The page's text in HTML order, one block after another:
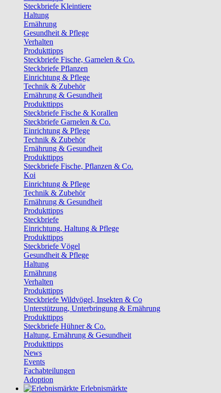
Steckbriefe Kleintiere
Haltung
Ernährung
Gesundheit & Pflege
Verhalten
Produkttipps
Steckbriefe Fische, Garnelen & Co.
Steckbriefe Pflanzen
Einrichtung & Pflege
Technik & Zubehör
Ernährung & Gesundheit
Produkttipps
Steckbriefe Fische & Korallen
Steckbriefe Garnelen & Co.
Einrichtung & Pflege
Technik & Zubehör
Ernährung & Gesundheit
Produkttipps
Steckbriefe Fische, Pflanzen & Co.
Koi
Einrichtung & Pflege
Technik & Zubehör
Ernährung & Gesundheit
Produkttipps
Steckbriefe
Einrichtung, Haltung & Pflege
Produkttipps
Steckbriefe Vögel
Gesundheit & Pflege
Haltung
Ernährung
Verhalten
Produkttipps
Steckbriefe Wildvögel, Insekten & Co
Unterstützung, Unterbringung & Ernährung
Produkttipps
Steckbriefe Hühner & Co.
Haltung, Ernährung & Gesundheit
Produkttipps
News
Events
Fachabteilungen
Adoption
Erlebnismärkte